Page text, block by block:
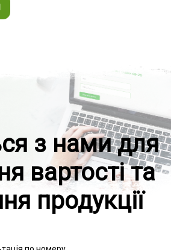
з нами для
вартості та
продукції